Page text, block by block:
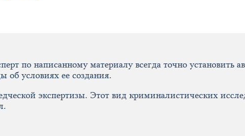
по написанному материалу всегда точно установить
об условиях ее создания.
экспертизы. Этот вид криминалистических